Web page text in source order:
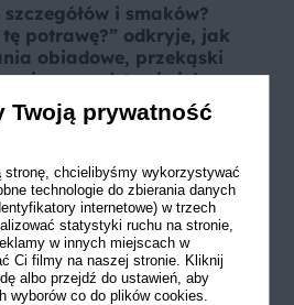
i smaków?
potrawę?” odkryje, jak
obiadowe, przekąski
na podstawie ich
prawdziwych smakoszy i
Czy wystarczy Ci jedno
potrawy pochodzące z
– od Włoch przez
Ameryki?
wachlarz smaków.
zakorzenione są w Tobie
zdobądź pełną pulę
Twoją prywatność
stronę, chcielibyśmy wykorzystywać
technologie do zbierania danych
internetowe) w trzech
statystyki ruchu na stronie,
w innych miejscach w
Ci filmy na naszej stronie. Kliknij
albo przejdź do ustawień, aby
wyborów co do plików cookies.